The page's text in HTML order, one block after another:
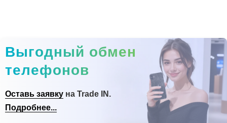
Выгодный обмен
телефонов
Оставь заявку на Trade IN.
Подробнее...